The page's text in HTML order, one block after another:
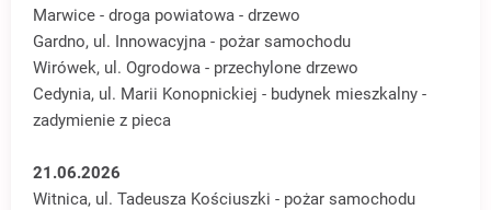
Marwice - droga powiatowa - drzewo
Gardno, ul. Innowacyjna - pożar samochodu
Wirówek, ul. Ogrodowa - przechylone drzewo
Cedynia, ul. Marii Konopnickiej - budynek mieszkalny -
zadymienie z pieca
21.06.2026
Witnica, ul. Tadeusza Kościuszki - pożar samochodu